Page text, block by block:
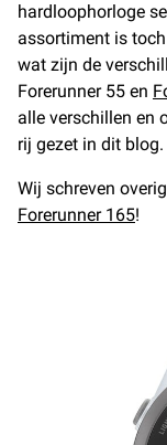
hardloophorloge
assortiment is
wat zijn de
Forerunner 55 en
alle verschillen en
rij gezet in dit blog.
Wij schreven
Forerunner 165!